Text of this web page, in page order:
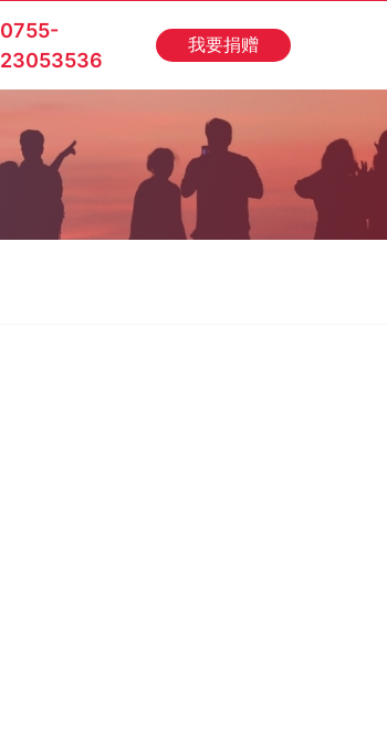
0755-
23053536
我要捐赠